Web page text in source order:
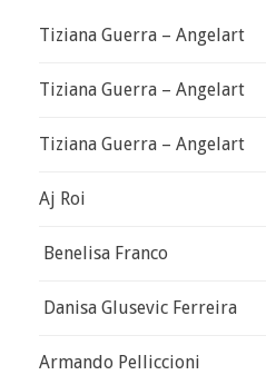
Tiziana Guerra – Angelart
Tiziana Guerra – Angelart
Tiziana Guerra – Angelart
Aj Roi
Benelisa Franco
Danisa Glusevic Ferreira
Armando Pelliccioni